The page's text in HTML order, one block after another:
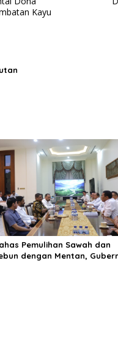
Kayu
Pemulihan Sawah dan
dengan Mentan,